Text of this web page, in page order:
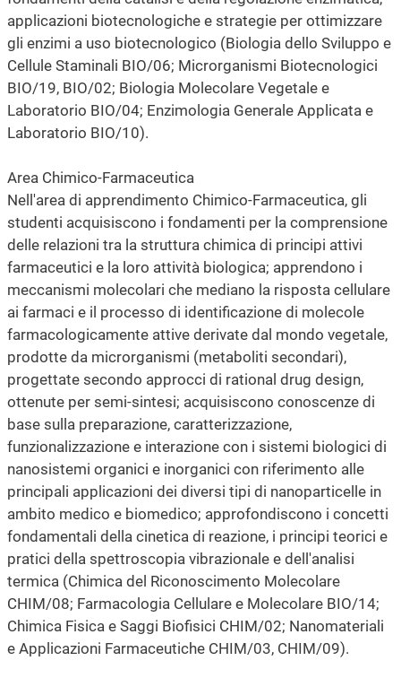
applicazioni biotecnologiche e strategie per ottimizzare
gli enzimi a uso biotecnologico (Biologia dello Sviluppo e
Cellule Staminali BIO/06; Microrganismi Biotecnologici
BIO/19, BIO/02; Biologia Molecolare Vegetale e
Laboratorio BIO/04; Enzimologia Generale Applicata e
Laboratorio BIO/10).
Area Chimico-Farmaceutica
Nell'area di apprendimento Chimico-Farmaceutica, gli
studenti acquisiscono i fondamenti per la comprensione
delle relazioni tra la struttura chimica di principi attivi
farmaceutici e la loro attività biologica; apprendono i
meccanismi molecolari che mediano la risposta cellulare
ai farmaci e il processo di identificazione di molecole
farmacologicamente attive derivate dal mondo vegetale,
prodotte da microrganismi (metaboliti secondari),
progettate secondo approcci di rational drug design,
ottenute per semi-sintesi; acquisiscono conoscenze di
base sulla preparazione, caratterizzazione,
funzionalizzazione e interazione con i sistemi biologici di
nanosistemi organici e inorganici con riferimento alle
principali applicazioni dei diversi tipi di nanoparticelle in
ambito medico e biomedico; approfondiscono i concetti
fondamentali della cinetica di reazione, i principi teorici e
pratici della spettroscopia vibrazionale e dell'analisi
termica (Chimica del Riconoscimento Molecolare
CHIM/08; Farmacologia Cellulare e Molecolare BIO/14;
Chimica Fisica e Saggi Biofisici CHIM/02; Nanomateriali
e Applicazioni Farmaceutiche CHIM/03, CHIM/09).